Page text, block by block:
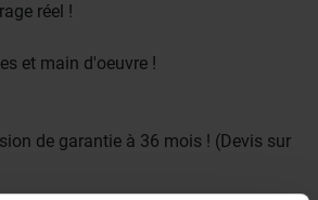
réel !
et main d'oeuvre !
de garantie à 36 mois ! (Devis sur